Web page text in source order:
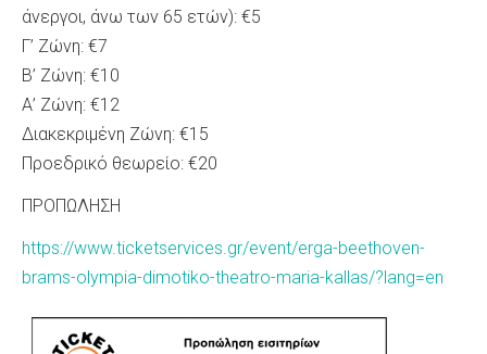
άνεργοι, άνω των 65 ετών): €5
Γ’ Ζώνη: €7
Β’ Ζώνη: €10
Α’ Ζώνη: €12
Διακεκριμένη Ζώνη: €15
Προεδρικό θεωρείο: €20
ΠΡΟΠΩΛΗΣΗ
https://www.ticketservices.gr/event/erga-beethoven-
brams-olympia-dimotiko-theatro-maria-kallas/?lang=en